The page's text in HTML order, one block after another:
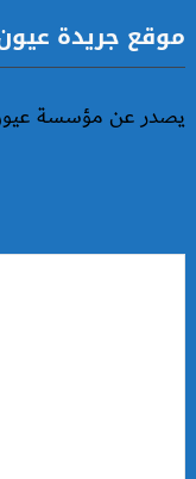
موقع جريدة
يصدر عن مؤسسة عيون